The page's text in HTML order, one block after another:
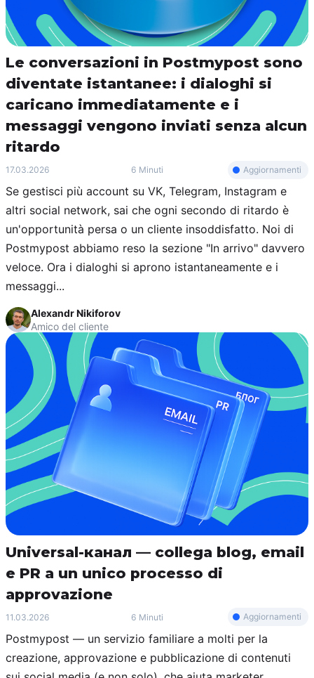
Le conversazioni in Postmypost sono
diventate istantanee: i dialoghi si
caricano immediatamente e i
messaggi vengono inviati senza alcun
ritardo
17.03.2026 6 Minuti Aggiornamenti
Se gestisci più account su VK, Telegram, Instagram e
altri social network, sai che ogni secondo di ritardo è
un'opportunità persa o un cliente insoddisfatto. Noi di
Postmypost abbiamo reso la sezione "In arrivo" davvero
veloce. Ora i dialoghi si aprono istantaneamente e i
messaggi...
Alexandr Nikiforov
Amico del cliente
Universal-канал — collega blog, email
e PR a un unico processo di
approvazione
11.03.2026 6 Minuti Aggiornamenti
Postmypost — un servizio familiare a molti per la
creazione, approvazione e pubblicazione di contenuti